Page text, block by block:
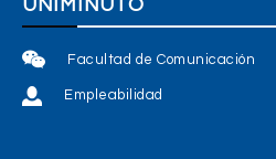
UNIMINUTO
Facultad de Comunicación
Empleabilidad